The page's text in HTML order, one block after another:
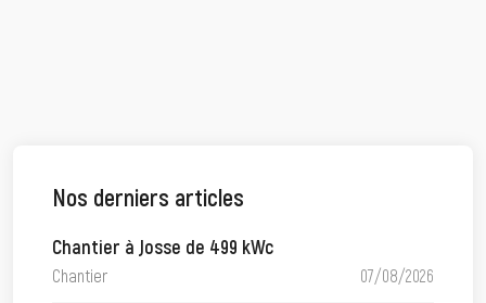
Nos derniers articles
Chantier à Josse de 499 kWc
Chantier 07/08/2026